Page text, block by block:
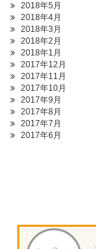
2018年5月
2018年4月
2018年3月
2018年2月
2018年1月
2017年12月
2017年11月
2017年10月
2017年9月
2017年8月
2017年7月
2017年6月